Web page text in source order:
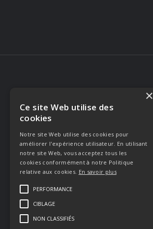
223 Rue Crillon
84310 Morières-lès-Avignon
FRANCE
Appeler
Envoyer un email
Contacter
Ce site Web utilise des
cookies
Notre site Web utilise des cookies pour
améliorer l'expérience utilisateur. En utilisant
notre site Web, vous acceptez tous les
cookies conformément à notre Politique
relative aux cookies. En savoir plus
PERFORMANCE
CIBLAGE
NON CLASSIFIÉS
×